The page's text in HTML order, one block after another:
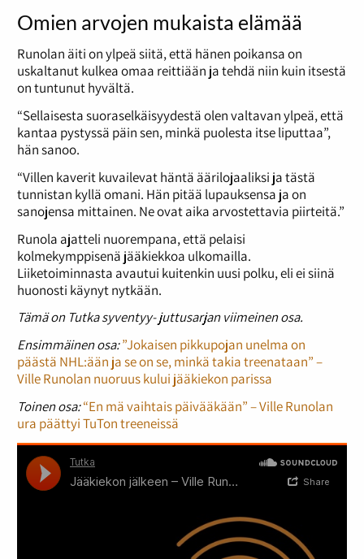
Omien arvojen mukaista elämää
Runolan äiti on ylpeä siitä, että hänen poikansa on
uskaltanut kulkea omaa reittiään ja tehdä niin kuin itsestä
on tuntunut hyvältä.
“Sellaisesta suoraselkäisyydestä olen valtavan ylpeä, että
kantaa pystyssä päin sen, minkä puolesta itse liputtaa”,
hän sanoo.
“Villen kaverit kuvailevat häntä äärilojaaliksi ja tästä
tunnistan kyllä omani. Hän pitää lupauksensa ja on
sanojensa mittainen. Ne ovat aika arvostettavia piirteitä.”
Runola ajatteli nuorempana, että pelaisi
kolmekymppisenä jääkiekkoa ulkomailla.
Liiketoiminnasta avautui kuitenkin uusi polku, eli ei siinä
huonosti käynyt nytkään.
Tämä on Tutka syventyy- juttusarjan viimeinen osa.
Ensimmäinen osa:”Jokaisen pikkupojan unelma on
päästä NHL:ään ja se on se, minkä takia treenataan” –
Ville Runolan nuoruus kului jääkiekon parissa
Toinen osa:“En mä vaihtais päivääkään” – Ville Runolan
ura päättyi TuTon treeneissä